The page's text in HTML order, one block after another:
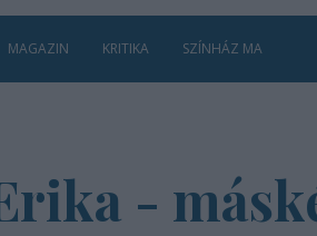
MAGAZIN KRITIKA SZÍNHÁZ MA
-